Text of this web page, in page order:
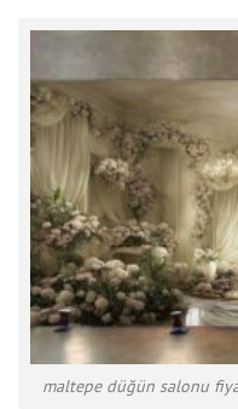
maltepe düğün salonu